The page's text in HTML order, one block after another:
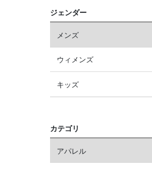
ジェンダー
メンズ
ウィメンズ
キッズ
カテゴリ
アパレル